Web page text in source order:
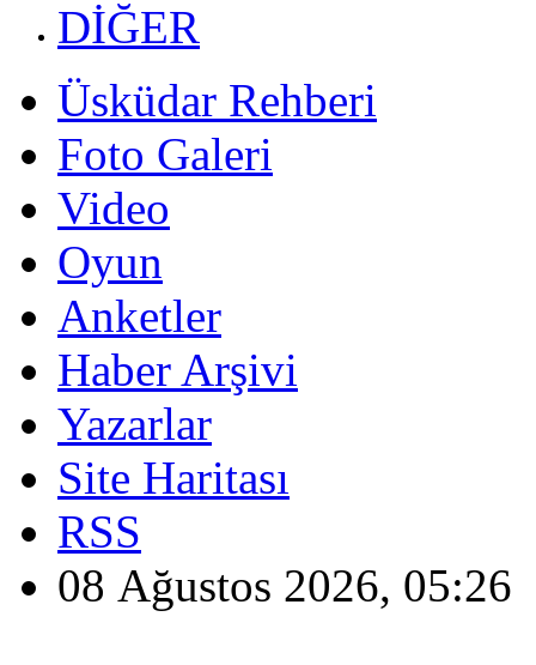
DİĞER
Üsküdar Rehberi
Foto Galeri
Video
Oyun
Anketler
Haber Arşivi
Yazarlar
Site Haritası
RSS
08 Ağustos 2026, 05:26